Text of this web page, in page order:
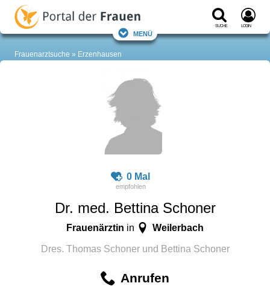
Suche Login
Menü
Frauenarztsuche Erzenhausen
0 Mal
Dr. med. Bettina Schoner
Frauenärztin in Weilerbach
Dres. Thomas Schoner und Bettina Schoner
Anrufen